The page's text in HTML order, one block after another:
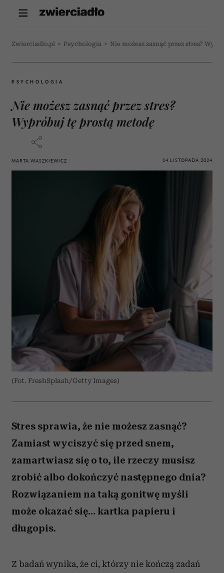
Zwierciadlo.pl > Psychologia > Nie możesz zasnąć przez stres?
PSYCHOLOGIA
Nie możesz zasnąć przez stres?
Wypróbuj tę prostą metodę
MARTA WASZKIEWICZ 14 LISTOPADA 2024
(Fot. FreshSplash/Getty Images)
Stres sprawia, że nie możesz zasnąć?
Zamiast wyciszyć się przed snem,
zamartwiasz się o to, ile rzeczy musisz
zrobić albo dokończyć następnego dnia?
Rozwiązaniem na taką gonitwę myśli
może okazać się… kartka papieru i
długopis.
Z badań wynika, że ci, którzy nie kończą zadań